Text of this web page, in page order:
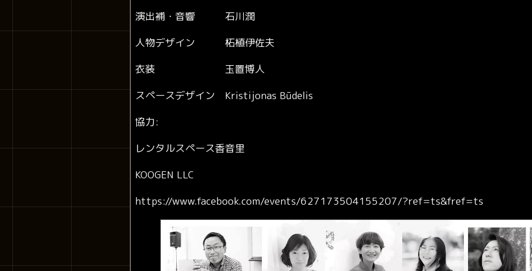
演出補・音響 石川潤
人物デザイン 柘植伊佐夫
衣装 玉置博人
スペースデザイン Kristijonas Būdelis
協力:
レンタルスペース香音里
KOOGEN LLC
https://www.facebook.com/events/627173504155207/?ref=ts&fref=ts